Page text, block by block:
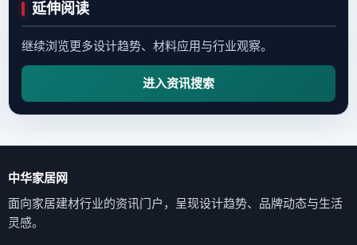
延伸阅读
继续浏览更多设计趋势、材料应用与行业观察。
进入资讯搜索
中华家居网
面向家居建材行业的资讯门户，呈现设计趋势、品牌动态与生活
灵感。